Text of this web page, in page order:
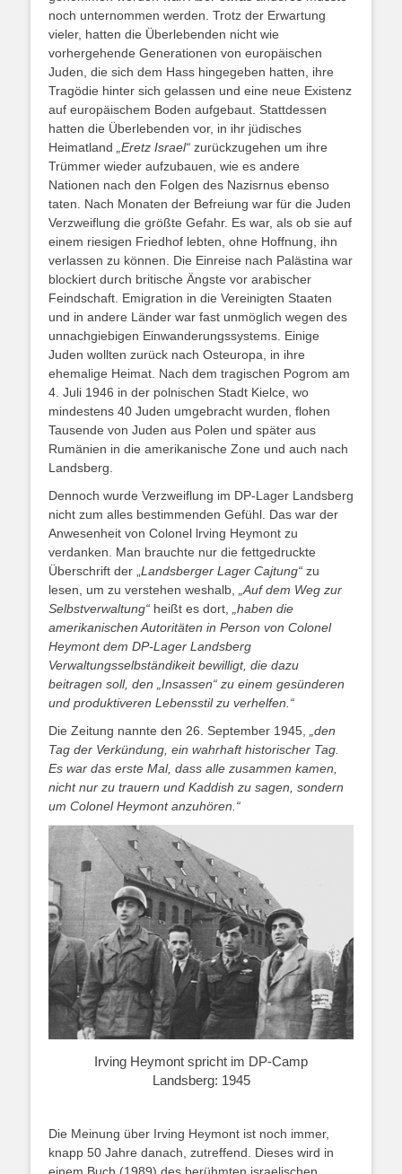
noch unternommen werden. Trotz der Erwartung
vieler, hatten die Überlebenden nicht wie
vorhergehende Generationen von europäischen
Juden, die sich dem Hass hingegeben hatten, ihre
Tragödie hinter sich gelassen und eine neue Existenz
auf europäischem Boden aufgebaut. Stattdessen
hatten die Überlebenden vor, in ihr jüdisches
Heimatland „Eretz Israel“ zurückzugehen um ihre
Trümmer wieder aufzubauen, wie es andere
Nationen nach den Folgen des Nazisrnus ebenso
taten. Nach Monaten der Befreiung war für die Juden
Verzweiflung die größte Gefahr. Es war, als ob sie auf
einem riesigen Friedhof lebten, ohne Hoffnung, ihn
verlassen zu können. Die Einreise nach Palästina war
blockiert durch britische Ängste vor arabischer
Feindschaft. Emigration in die Vereinigten Staaten
und in andere Länder war fast unmöglich wegen des
unnachgiebigen Einwanderungssystems. Einige
Juden wollten zurück nach Osteuropa, in ihre
ehemalige Heimat. Nach dem tragischen Pogrom am
4. Juli 1946 in der polnischen Stadt Kielce, wo
mindestens 40 Juden umgebracht wurden, flohen
Tausende von Juden aus Polen und später aus
Rumänien in die amerikanische Zone und auch nach
Landsberg.
Dennoch wurde Verzweiflung im DP-Lager Landsberg
nicht zum alles bestimmenden Gefühl. Das war der
Anwesenheit von Colonel lrving Heymont zu
verdanken. Man brauchte nur die fettgedruckte
Überschrift der „ Landsberger Lager Cajtung“ zu
lesen, um zu verstehen weshalb,
„Auf dem Weg zur
Selbstverwaltung“ heißt es dort,
„haben die
amerikanischen Autoritäten in Person von Colonel
Heymont dem DP-Lager Landsberg
Verwaltungsselbständikeit bewilligt, die dazu
beitragen soll, den „Insassen“ zu einem gesünderen
und produktiveren Lebensstil zu verhelfen.“
Die Zeitung nannte den 26. September 1945,
„den
Tag der Verkündung, ein wahrhaft historischer Tag.
Es war das erste Mal, dass alle zusammen kamen,
nicht nur zu trauern und Kaddish zu sagen, sondern
um Colonel Heymont anzuhören.“
Irving Heymont spricht im DP-Camp
Landsberg: 1945
Die Meinung über Irving Heymont ist noch immer,
knapp 50 Jahre danach, zutreffend. Dieses wird in
einem Buch (1989) des berühmten israelischen